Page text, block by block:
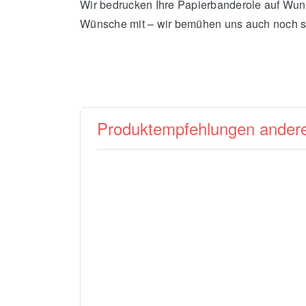
Wir bedrucken Ihre Papierbanderole auf
Wünsche mit – wir bemühen uns auch noch
Produktempfehlungen